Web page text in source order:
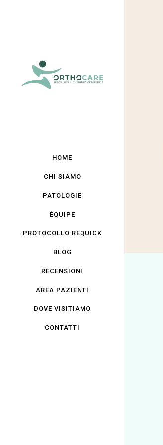
HOME
CHI SIAMO
PATOLOGIE
ÉQUIPE
PROTOCOLLO REQUICK
BLOG
RECENSIONI
AREA PAZIENTI
DOVE VISITIAMO
CONTATTI